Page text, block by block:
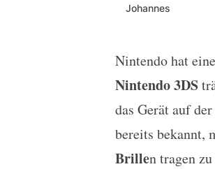
Johannes
Nintendo
Nintendo hat
Nintendo 3DS
das Gerät auf
bereits bekannt,
Brillen tragen